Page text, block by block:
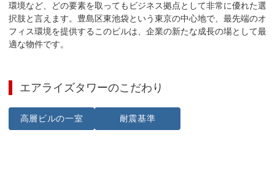
環境など、どの要素を取ってもビジネス拠点として非常に優れた選
択肢と言えます。豊島区東池袋という東京の中心地で、最先端のオ
フィス環境を提供するこのビルは、企業の新たな成長の場として最
適な物件です。
エアライズタワーのこだわり
高層ビルの一室 耐震基準